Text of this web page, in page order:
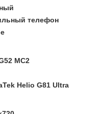
телефон
MC2
Helio G81 Ultra